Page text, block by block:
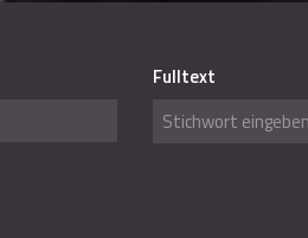
Fulltext